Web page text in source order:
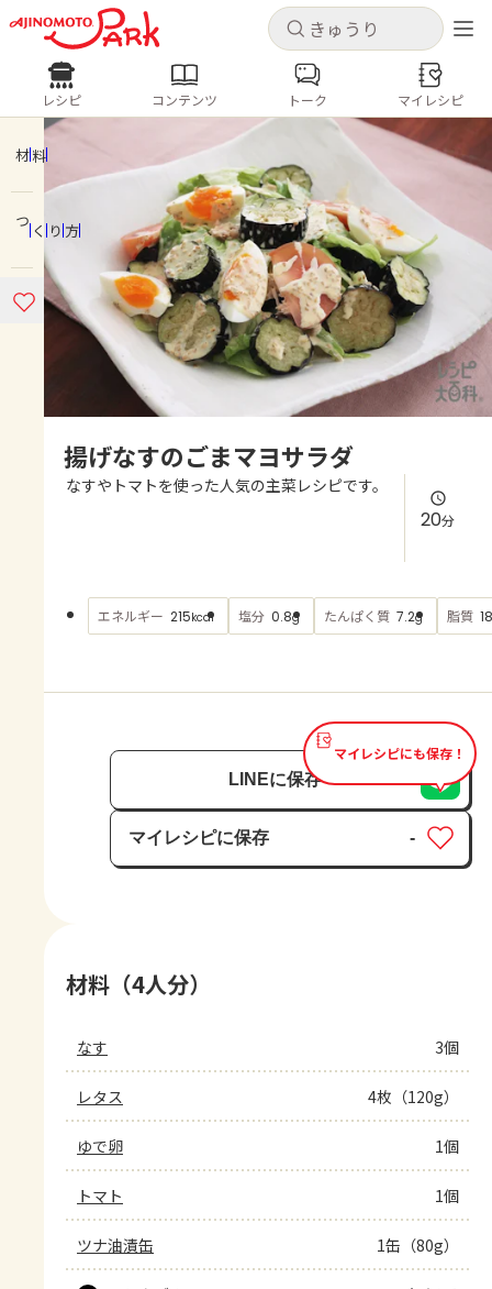
キャンセル
ログインするとレシピを保存できます
ログイン 新規登録
ホーム
コンテンツ
レシピ
よくあるお問い合わせ
AJINOMOTO PARK とは
キャンセル
レシピ コンテンツ
人気の食材・レシピ
きゅうり なす トマト
とうもろこし
ピーマン
みょうが ゴーヤ
レシピ コンテンツ トーク マイレシピ
材料
つくり方
揚げなすのごまマヨサラダ
なすやトマトを使った人気の主菜レシピです。
20分
エネルギー 215kcal 塩分 0.8g たんぱく質 7.2g 脂質
マイレシピにも保存！
LINEに保存
マイレシピに保存
保存済み
-
材料（4人分）
なす 3個
レタス 4枚（120g）
ゆで卵 1個
トマト 1個
ツナ油漬缶 1缶（80g）